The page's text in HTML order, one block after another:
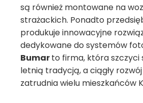
są również montowane na
strażackich. Ponadto
produkuje innowacyjne
dedykowane do systemów
Bumarto firma, która szczyci
letnią tradycją, a ciągły rozwój
zatrudnia wielu mieszkańców